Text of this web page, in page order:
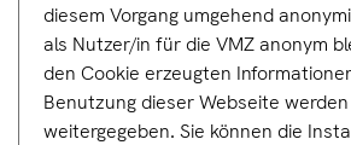
diesem Vorgang umgehend
als Nutzer/in für die VMZ anonym
den Cookie erzeugten
Benutzung dieser Webseite
weitergegeben. Sie können die